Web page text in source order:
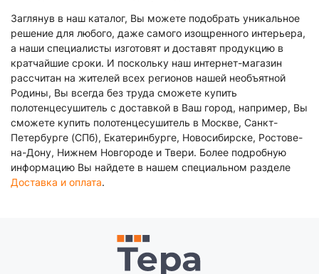
Заглянув в наш каталог, Вы можете подобрать уникальное
решение для любого, даже самого изощренного интерьера,
а наши специалисты изготовят и доставят продукцию в
кратчайшие сроки. И поскольку наш интернет-магазин
рассчитан на жителей всех регионов нашей необъятной
Родины, Вы всегда без труда сможете купить
полотенцесушитель с доставкой в Ваш город, например, Вы
сможете купить полотенцесушитель в Москве, Санкт-
Петербурге (СПб), Екатеринбурге, Новосибирске, Ростове-
на-Дону, Нижнем Новгороде и Твери. Более подробную
информацию Вы найдете в нашем специальном разделе
Доставка и оплата.